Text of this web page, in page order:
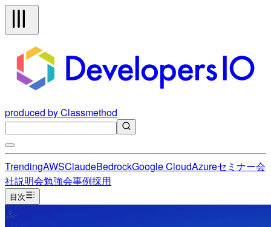
produced by Classmethod
TrendingAWSClaudeBedrockGoogle CloudAzureセミナー会
社説明会勉強会事例採用
目次